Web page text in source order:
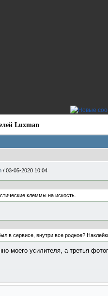
Luxman
/ 03-05-2020 10:04
клеммы на искость.
в сервисе, внутри все родное?
моего усилителя, а третья